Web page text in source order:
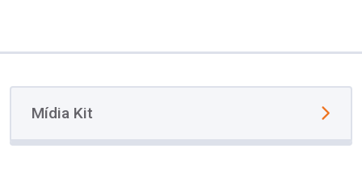
Mídia Kit